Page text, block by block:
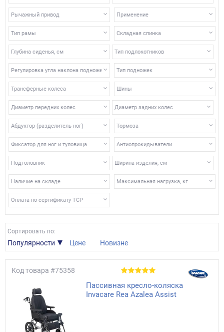
Применение
Рычажный привод
Тип рамы Складная спинка
Глубина сиденья, см Тип подлокотников
Тип подножек
Регулировка угла наклона подножек
Трансферные колеса Шины
Диаметр передних колес Диаметр задних колес
Тормоза
Абдуктор (разделитель ног)
Фиксатор для ног и туловища Антиопрокидыватели
Подголовник Ширина изделия, см
Максимальная нагрузка, кг
Наличие на складе
Оплата по сертификату ТСР
Сортировать по:
Популярности Цене Новизне
Код товара #75358
Пассивная кресло-коляска
Invacare Rea Azalea Assist